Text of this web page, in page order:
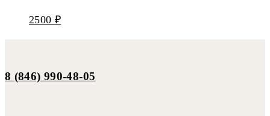
2500 ₽
8 (846) 990-48-05